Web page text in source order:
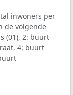
inwoners per
de volgende
(01), 2: buurt
4: buurt